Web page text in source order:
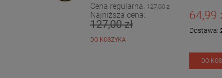
Cena regularna: 127,00 zł
Najniższa cena:
127,00 zł
DO KOSZYKA
64,99
Dostawa:
DO